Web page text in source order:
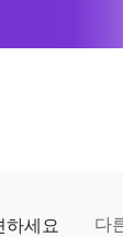
하세요 다